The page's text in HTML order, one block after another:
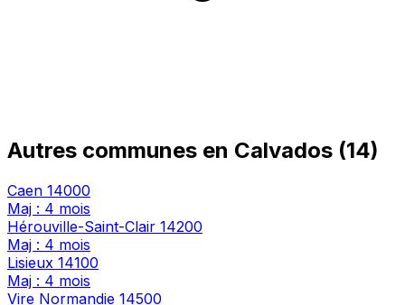
Autres communes en Calvados (14)
Caen 14000
Maj : 4 mois
Hérouville-Saint-Clair 14200
Maj : 4 mois
Lisieux 14100
Maj : 4 mois
Vire Normandie 14500